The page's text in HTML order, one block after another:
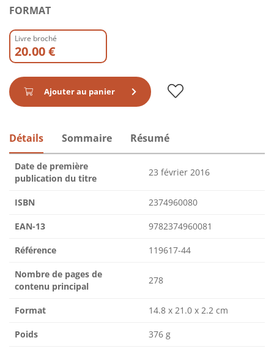
FORMAT
Livre broché
20.00 €
Ajouter au panier
Détails Sommaire Résumé
Date de première
publication du titre
23 février 2016
ISBN 2374960080
EAN-13 9782374960081
Référence 119617-44
Nombre de pages de
contenu principal
278
Format 14.8 x 21.0 x 2.2 cm
Poids 376 g